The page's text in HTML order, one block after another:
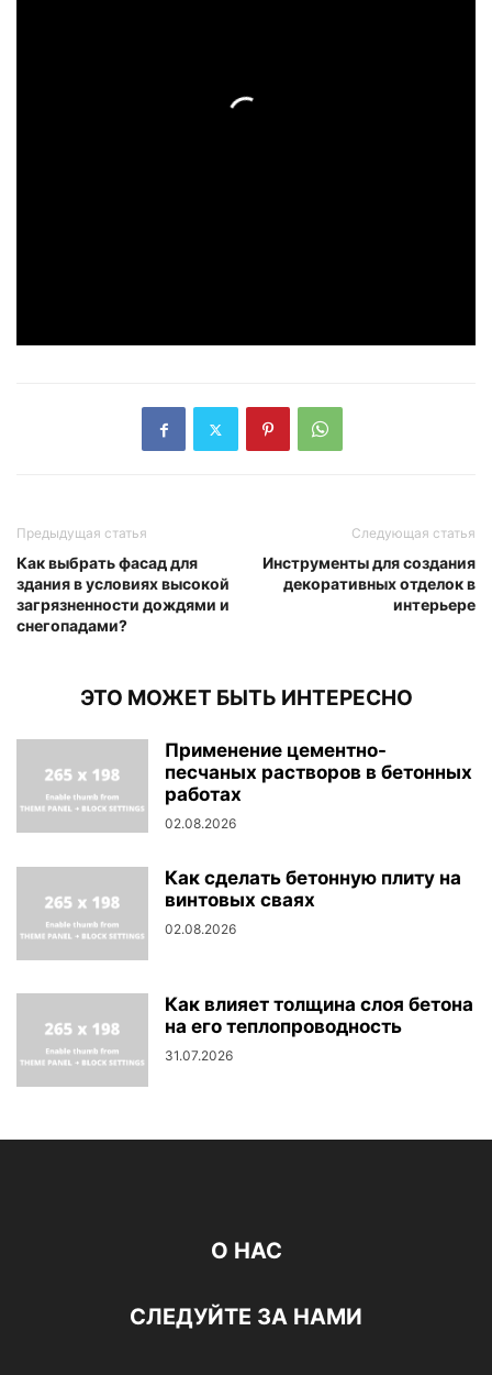
Предыдущая статья
Как выбрать фасад для
здания в условиях высокой
загрязненности дождями и
снегопадами?
Следующая статья
Инструменты для создания
декоративных отделок в
интерьере
ЭТО МОЖЕТ БЫТЬ ИНТЕРЕСНО
Применение цементно-
песчаных растворов в бетонных
работах
02.08.2026
Как сделать бетонную плиту на
винтовых сваях
02.08.2026
Как влияет толщина слоя бетона
на его теплопроводность
31.07.2026
О НАС
СЛЕДУЙТЕ ЗА НАМИ